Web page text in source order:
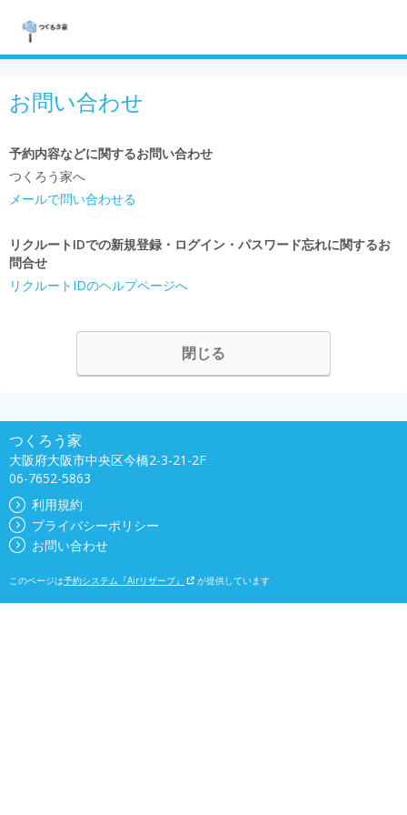
お問い合わせ
予約内容などに関するお問い合わせ
つくろう家へ
メールで問い合わせる
リクルートIDでの新規登録・ログイン・パスワード忘れに関するお
問合せ
リクルートIDのヘルプページへ
閉じる
つくろう家
大阪府大阪市中央区今橋2-3-21-2F
06-7652-5863
利用規約
プライバシーポリシー
お問い合わせ
このページは予約システム『Airリザーブ』 が提供しています